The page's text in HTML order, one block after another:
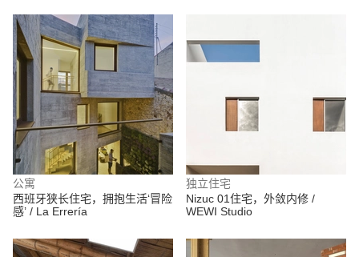
公寓
西班牙狭长住宅，拥抱生活‘冒险
感’ / La Errería
独立住宅
Nizuc 01住宅，外敛内修 /
WEWI Studio